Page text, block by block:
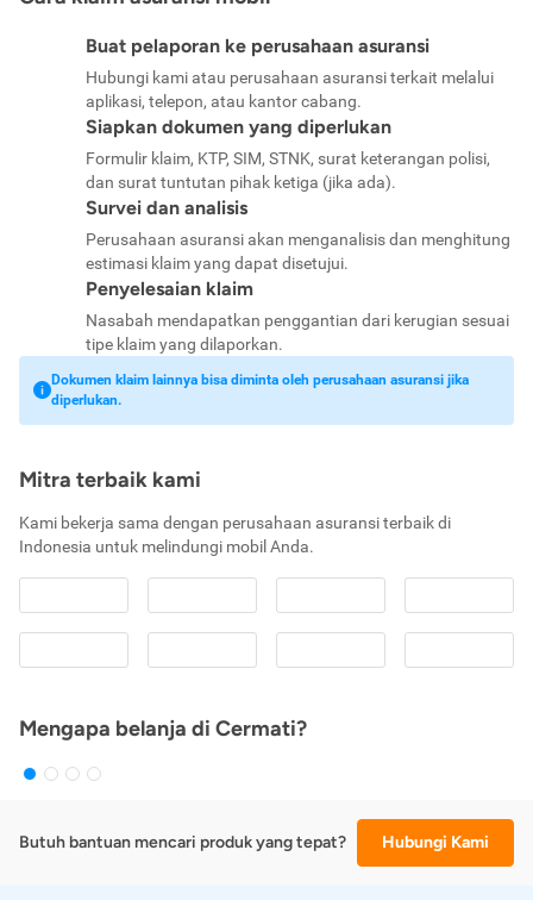
Buat pelaporan ke perusahaan asuransi
Hubungi kami atau perusahaan asuransi terkait melalui
aplikasi, telepon, atau kantor cabang.
Siapkan dokumen yang diperlukan
Formulir klaim, KTP, SIM, STNK, surat keterangan polisi,
dan surat tuntutan pihak ketiga (jika ada).
Survei dan analisis
Perusahaan asuransi akan menganalisis dan menghitung
estimasi klaim yang dapat disetujui.
Penyelesaian klaim
Nasabah mendapatkan penggantian dari kerugian sesuai
tipe klaim yang dilaporkan.
Dokumen klaim lainnya bisa diminta oleh perusahaan asuransi jika
diperlukan.
Mitra terbaik kami
Kami bekerja sama dengan perusahaan asuransi terbaik di
Indonesia untuk melindungi mobil Anda.
Mengapa belanja di Cermati?
Butuh bantuan mencari produk yang tepat? Hubungi Kami